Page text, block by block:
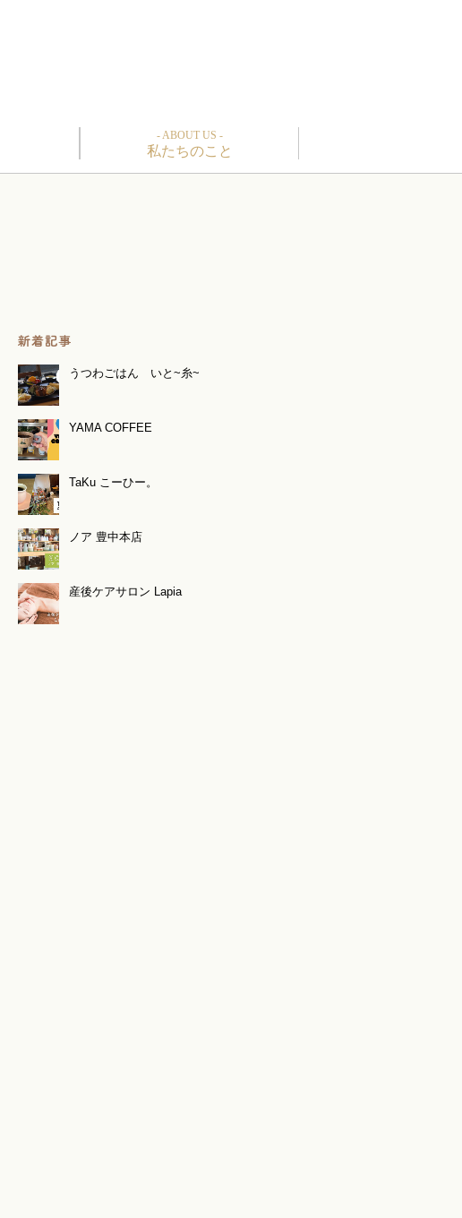
- ABOUT US -
私たちのこと
うつわごはん いと~糸~
YAMA COFFEE
TaKu こーひー。
ノア 豊中本店
産後ケアサロン Lapia